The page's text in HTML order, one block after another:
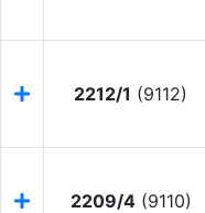
2212/1 (9112)
2209/4(9110)